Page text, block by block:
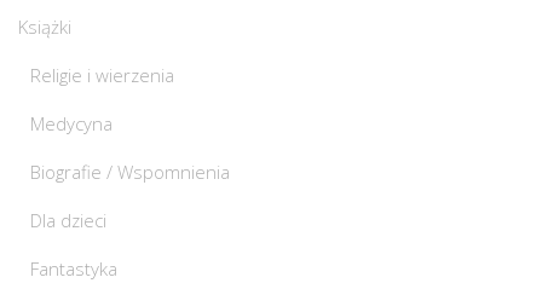
Książki
Religie i wierzenia
Medycyna
Biografie / Wspomnienia
Dla dzieci
Fantastyka